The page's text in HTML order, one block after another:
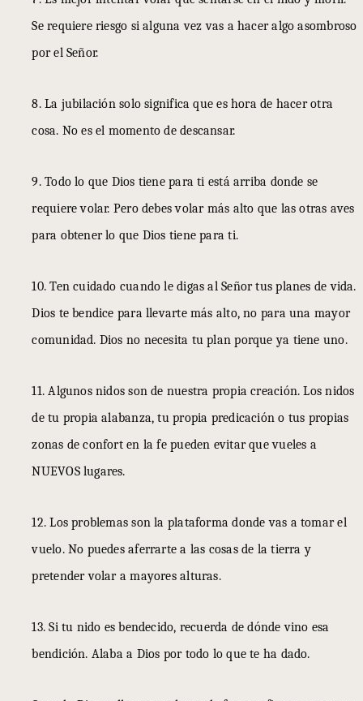
Se requiere riesgo si alguna vez vas a hacer algo asombroso
por el Señor.
8. La jubilación solo significa que es hora de hacer otra
cosa. No es el momento de descansar.
9. Todo lo que Dios tiene para ti está arriba donde se
requiere volar. Pero debes volar más alto que las otras aves
para obtener lo que Dios tiene para ti.
10. Ten cuidado cuando le digas al Señor tus planes de vida.
Dios te bendice para llevarte más alto, no para una mayor
comunidad. Dios no necesita tu plan porque ya tiene uno.
11. Algunos nidos son de nuestra propia creación. Los nidos
de tu propia alabanza, tu propia predicación o tus propias
zonas de confort en la fe pueden evitar que vueles a
NUEVOS lugares.
12. Los problemas son la plataforma donde vas a tomar el
vuelo. No puedes aferrarte a las cosas de la tierra y
pretender volar a mayores alturas.
13. Si tu nido es bendecido, recuerda de dónde vino esa
bendición. Alaba a Dios por todo lo que te ha dado.